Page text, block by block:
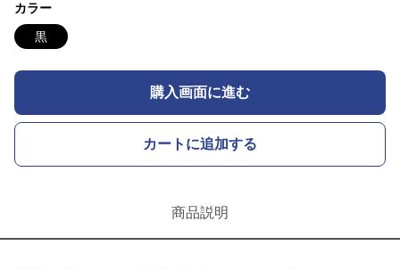
カラー
黒
購入画面に進む
カートに追加する
商品説明